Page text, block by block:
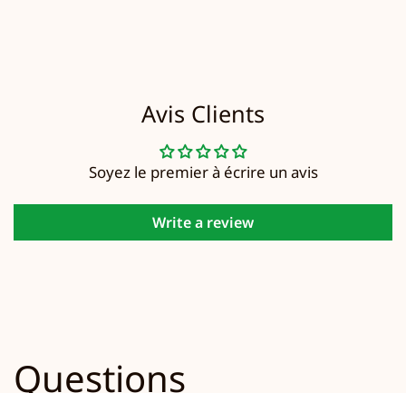
Avis Clients
Soyez le premier à écrire un avis
Write a review
Questions